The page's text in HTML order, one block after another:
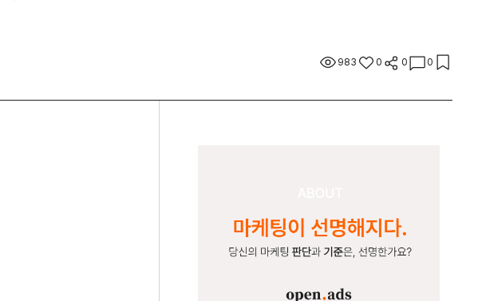
983 0 0 0